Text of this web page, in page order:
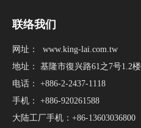
联络我们
网址： www.king-lai.com.tw
地址： 基隆市復兴路61之7号1.2楼
电话： +886-2-2437-1118
手机： +886-920261588
大陆工厂手机：+86-13603036800